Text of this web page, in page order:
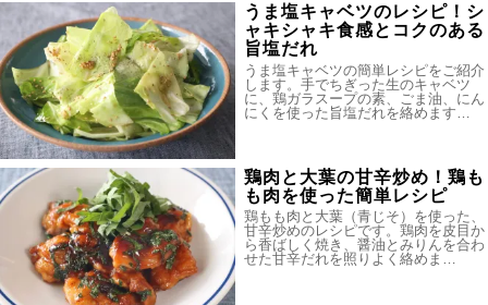
うま塩キャベツのレシピ！シ
ャキシャキ食感とコクのある
旨塩だれ
うま塩キャベツの簡単レシピをご紹介
します。手でちぎった生のキャベツ
に、鶏ガラスープの素、ごま油、にん
にくを使った旨塩だれを絡めます…
鶏肉と大葉の甘辛炒め！鶏も
も肉を使った簡単レシピ
鶏もも肉と大葉（青じそ）を使った、
甘辛炒めのレシピです。鶏肉を皮目か
ら香ばしく焼き、醤油とみりんを合わ
せた甘辛だれを照りよく絡めま…